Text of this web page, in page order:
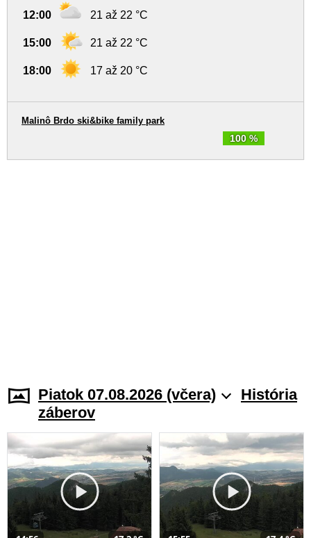
12:00 21 až 22 °C
15:00 21 až 22 °C
18:00 17 až 20 °C
100 %
Malinô Brdo ski&bike family park
Piatok 07.08.2026 (včera)
História
záberov